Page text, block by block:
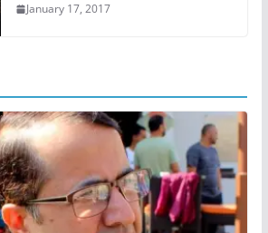
January 17, 2017